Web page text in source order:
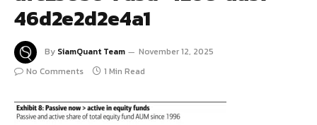
46d2e2d2e4a1
By SiamQuant Team
November 12, 2025
No Comments
1 Min Read